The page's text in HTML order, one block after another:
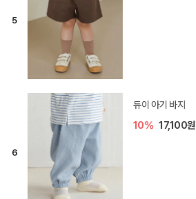
듀이 아기 바지
10% 17,100원